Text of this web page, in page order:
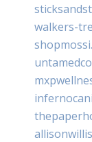
walkers-